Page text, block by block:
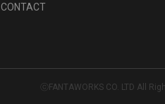
CONTACT
ⓒFANTAWORKS CO. LTD All